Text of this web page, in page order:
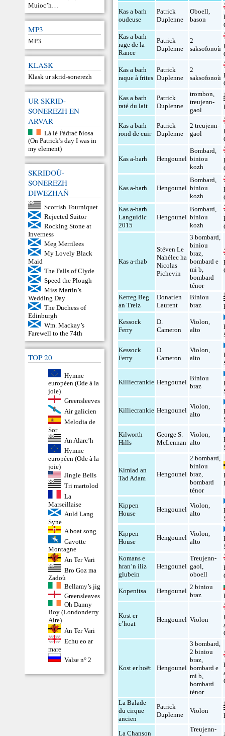
Muioc’h…
MP3
MP3
KLASK
Klask ur skrid-sonerezh
UR SKRID-
SONEREZH EN
ARVAR
Lá lé Ṗáḋraċ ḃiosa
(On Patrick’s day I was in
my element)
SKRIDOÙ-
SONEREZH
DIWEZHAÑ
Scottish Tourniquet
Rejected Suitor
Rocking Stone at
Inverness
Meg Merrilees
My Lovely Black
Maid
The Falls of Clyde
Speed the Plough
Miss Martin’s
Wedding Day
The Duchess of
Edinburgh
Wm. Mackay’s
Farewell to the 74th
TOP 20
Hymne
européen (Ode à la
joie)
Greensleeves
Air galicien
Melodia de
Sor
An Alarc’h
Hymne
européen (Ode à la
joie)
Jingle Bells
Tri martolod
La
Marseillaise
Auld Lang
Syne
A boat song
Gavotte
Montagne
An Ter Vari
Bro Goz ma
Zadoù
Bellamy’s jig
Greensleaves
Oh Danny
Boy (Londonderry
Aire)
An Ter Vari
Echu eo ar
mare
Valse n° 2
Kas a barh
oudeuse
Patrick
Duplenne
Oboell,
bason
Kas a barh
rage de la
Rance
Patrick
Duplenne
2
saksofonoù
Kas a barh
raque à frites
Patrick
Duplenne
2
saksofonoù
Kas a barh
raté du lait
Patrick
Duplenne
trombon,
treujenn-
gaol
Kas a barh
rond de cuir
Patrick
Duplenne
2 treujenn-
gaol
Kas a-barh Hengounel
Bombard,
biniou
kozh
Kas a-barh Hengounel
Bombard,
biniou
kozh
Kas a-barh
Languidic
2015
Hengounel
Bombard,
biniou
kozh
Kas a-rhab
Stéven Le
Nahélec ha
Nicolas
Pichevin
3 bombard,
biniou
braz,
bombard e
mi b,
bombard
ténor
Kerreg Beg
an Treiz
Donatien
Laurent
Biniou
braz
Kessock
Ferry
D.
Cameron
Violon,
alto
Kessock
Ferry
D.
Cameron
Violon,
alto
Killiecrankie Hengounel
Biniou
braz
Killiecrankie Hengounel
Violon,
alto
Kilworth
Hills
George S.
McLennan
Violon,
alto
Kimiad an
Tad Adam
Hengounel
2 bombard,
biniou
braz,
bombard
ténor
Kippen
House
Hengounel
Violon,
alto
Kippen
House
Hengounel
Violon,
alto
Komans e
hran’n iliz
glubein
Hengounel
Treujenn-
gaol,
oboell
Kopenitsa Hengounel
2 biniou
braz
Kost er
c’hoat
Hengounel Violon
Kost er hoët Hengounel
3 bombard,
2 biniou
braz,
bombard e
mi b,
bombard
ténor
La Balade
du cirque
ancien
Patrick
Duplenne
Violon
La Chanson
Treujenn-